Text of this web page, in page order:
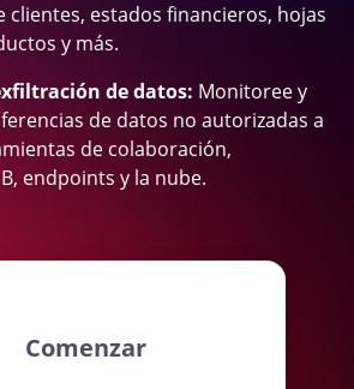
clientes, estados financieros, hojas
y más.
de datos: Monitoree y
de datos no autorizadas a
de colaboración,
endpoints y la nube.
Comenzar